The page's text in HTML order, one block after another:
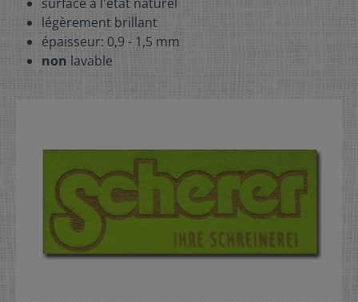
légèrement brillant
épaisseur: 0,9 - 1,5 mm
non lavable